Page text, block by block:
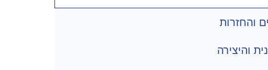
והחזרות
והיצירה